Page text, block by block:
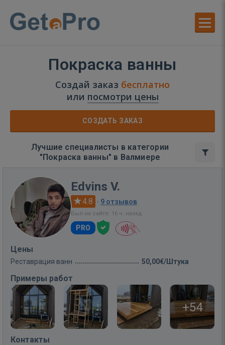
Покраска ванны
Создай заказ бесплатно
или посмотри цены
СОЗДАТЬ ЗАКАЗ
Лучшие специалисты в категории
"Покраска ванны" в Валмиере
Edvins V.
4.8 · 9 отзывов
Был на сайте: 16 ч. назад
PRO
Цены
Реставрация ванн 50,00€/Штука
Примеры работ
+54
Контакты